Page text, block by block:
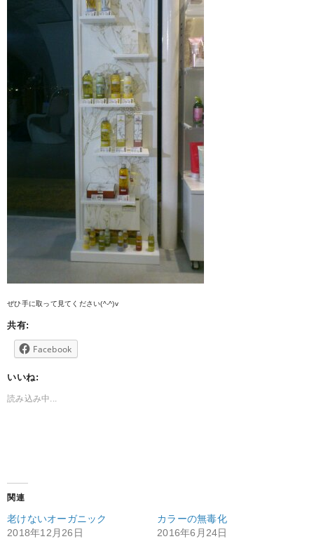
ぜひ手に取って見てください(^-^)v
共有:
Facebook
いいね:
読み込み中...
関連
老けないオーガニック
2018年12月26日
カラーの無毒化
2016年6月24日